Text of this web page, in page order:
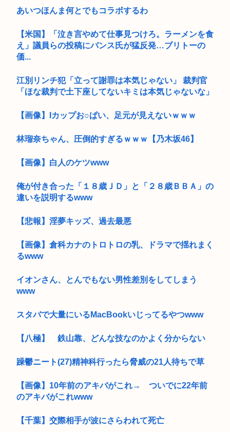
あいつほんま何とでもコラボするわ
【米国】「泣き言やめて仕事見つけろ。ラーメンを食
え」議員らの投稿にバンス氏が猛反発…ブリトーの
価...
江別リンチ犯「立って謝罪は本気じゃない」 裁判官
「ほな裁判で土下座してないキミは本気じゃないな」
【画像】Iカップお○ぱい、足元が見えないｗｗｗ
林瑠奈ちゃん、圧倒的すぎるｗｗｗ【乃木坂46】
【画像】白人のケツwww
俺が付き合った「１８歳ＪＤ」と「２８歳ＢＢＡ」の
違いを説明するwww
【悲報】淫夢キッズ、過去最悪
【画像】倉科カナのトロトロの乳、ドラマで揺れまく
るwww
イオンさん、とんでもない男性差別をしてしまう
www
スタバで大量にいるMacBookいじってるやつwww
【八極】 鉄山靠、どんな技なのかよく分からない
躁鬱ニート(27)精神科行ったら脅威の21人待ちで草
【画像】10年前のアキバがこれ→ ついでに22年前
のアキバがこれwww
【千葉】交際相手が波にさらわれて死亡